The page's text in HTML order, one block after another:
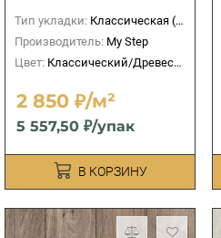
Тип укладки: Классическая (прямая)
Производитель: My Step
Цвет: Классический/Древесный
2 850 ₽/м²
5 557,50 ₽/упак
В КОРЗИНУ